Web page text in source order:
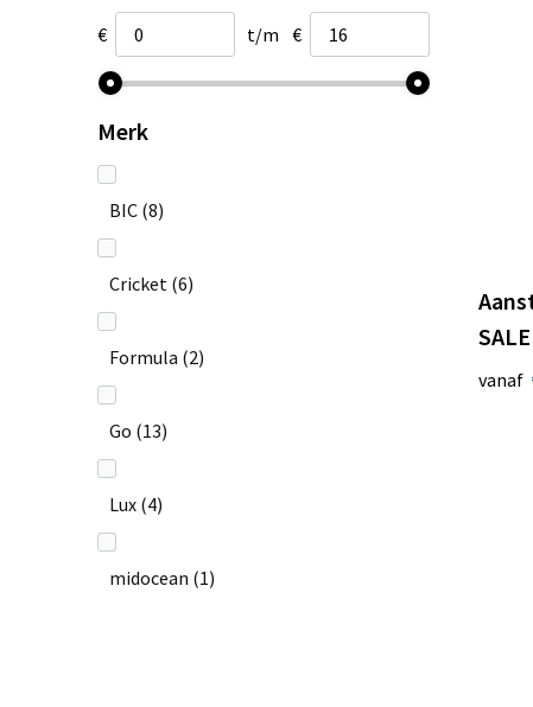
€ t/m €
Merk
BIC (8)
Cricket (6)
Formula (2)
Go (13)
Lux (4)
midocean (1)
SALE
vanaf